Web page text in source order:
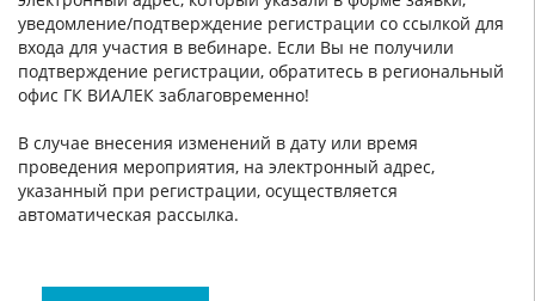
уведомление/подтверждение регистрации со ссылкой для
входа для участия в вебинаре. Если Вы не получили
подтверждение регистрации, обратитесь в региональный
офис ГК ВИАЛЕК заблаговременно!
В случае внесения изменений в дату или время
проведения мероприятия, на электронный адрес,
указанный при регистрации, осуществляется
автоматическая рассылка.